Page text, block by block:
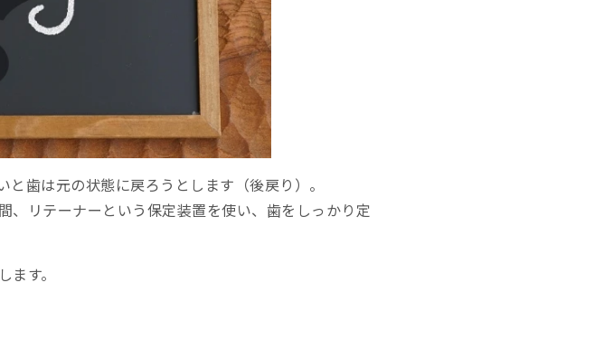
歯は元の状態に戻ろうとします（後戻り）。
、リテーナーという保定装置を使い、歯をしっかり定
す。